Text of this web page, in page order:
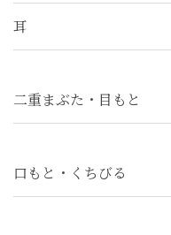
耳
二重まぶた・目もと
口もと・くちびる